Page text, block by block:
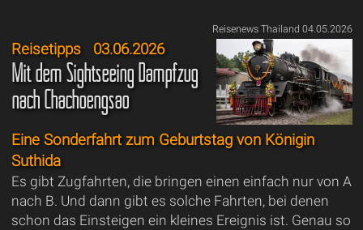
Reisenews Thailand 04.05.2026
Reisetipps03.06.2026
Mit dem Sightseeing Dampfzug
nach Chachoengsao
Eine Sonderfahrt zum Geburtstag von Königin
Suthida
Es gibt Zugfahrten, die bringen einen einfach nur von A
nach B. Und dann gibt es solche Fahrten, bei denen
schon das Einsteigen ein kleines Ereignis ist. Genau so